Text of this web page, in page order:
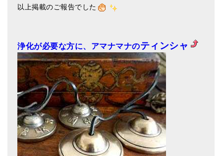
以上掲載のご報告でした
浄化が必要な方に、アマナマナのティンシャ